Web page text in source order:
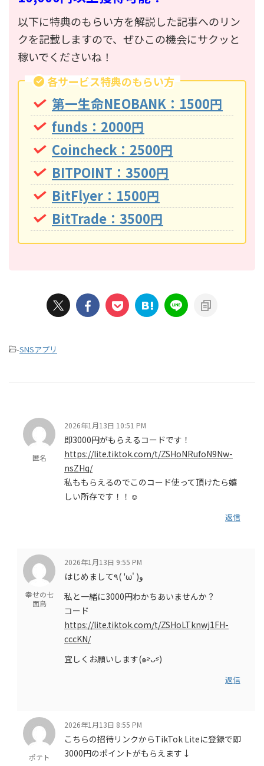
以下に特典のもらい方を解説した記事へのリン
クを記載しますので、ぜひこの機会にサクッと
稼いでくださいね！
各サービス特典のもらい方
第一生命NEOBANK：1500円
funds：2000円
Coincheck：2500円
BITPOINT：3500円
BitFlyer：1500円
BitTrade：3500円
-SNSアプリ
匿名
2026年1月13日 10:51 PM
即3000円がもらえるコードです！
https://lite.tiktok.com/t/ZSHoNRufoN9Nw-
nsZHq/
私ももらえるのでこのコード使って頂けたら嬉
しい所存です！！☺️
返信
幸せの七
面鳥
2026年1月13日 9:55 PM
はじめまして٩( 'ω' )و
私と一緒に3000円わかちあいませんか？
コード
https://lite.tiktok.com/t/ZSHoLTknwj1FH-
cccKN/
宜しくお願いします(๑˃̵ᴗ˂̵)
返信
ポテト
2026年1月13日 8:55 PM
こちらの招待リンクからTikTok Liteに登録で即
3000円のポイントがもらえます↓